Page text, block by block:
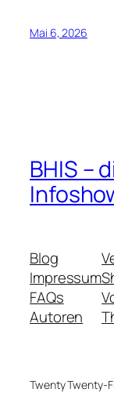
Mai 6, 2026
BHIS –
Blog
Impressum
FAQs
Autoren
Twenty Twenty-